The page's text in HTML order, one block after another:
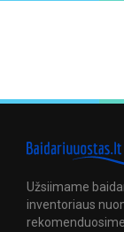
Užsiimame
inventoriaus